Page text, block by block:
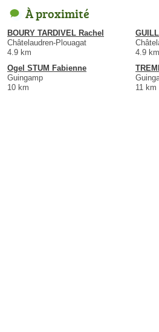
À proximité
BOURY TARDIVEL Rachel
Châtelaudren-Plouagat
4.9 km
4.9 km
Ogel STUM Fabienne
Guingamp
10 km
11 km